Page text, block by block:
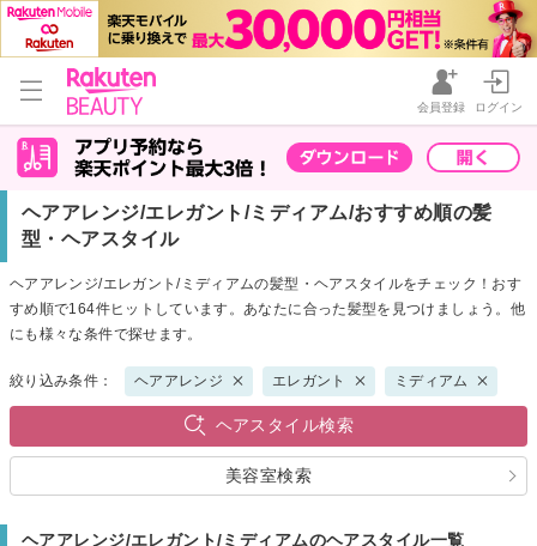
会員登録 ログイン
ヘアアレンジ/エレガント/ミディアム/おすすめ順の髪
型・ヘアスタイル
ヘアアレンジ/エレガント/ミディアムの髪型・ヘアスタイルをチェック！おす
すめ順で164件ヒットしています。あなたに合った髪型を見つけましょう。他
にも様々な条件で探せます。
絞り込み条件： ヘアアレンジ エレガント ミディアム
ヘアスタイル検索
美容室検索
ヘアアレンジ/エレガント/ミディアムのヘアスタイル一覧